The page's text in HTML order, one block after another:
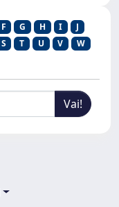
F G H I
J
S T U V
W